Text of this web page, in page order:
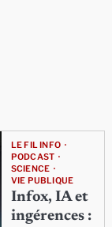
LE FIL INFO
PODCAST
SCIENCE
VIE PUBLIQUE
Infox, IA et
ingérences :